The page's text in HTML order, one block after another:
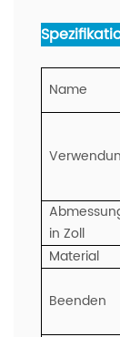
Name
in Zoll
Material
Beenden